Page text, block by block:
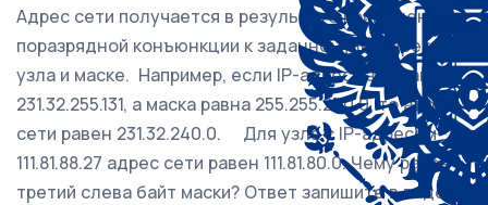
Адрес сети получается в результате применения
поразрядной конъюнкции к заданному IP-адресу
узла и маске. Например, если IP-адрес узла равен
231.32.255.131, а маска равна 255.255.240.0, то адрес
сети равен 231.32.240.0. Для узла с IP-адресом
111.81.88.27 адрес сети равен 111.81.80.0. Чему равен
третий слева байт маски? Ответ запишите в виде